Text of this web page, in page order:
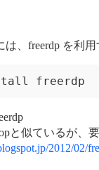
、freerdp を利用
と似ているが、要
2012/02/